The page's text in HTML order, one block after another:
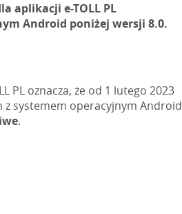
aplikacji e-TOLL PL
Android poniżej wersji 8.0.
PL oznacza, że od 1 lutego 2023
z systemem operacyjnym Android
.